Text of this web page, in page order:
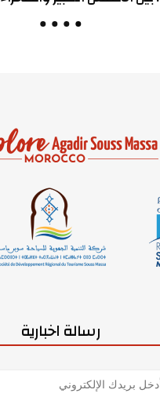
رسالة اخبارية